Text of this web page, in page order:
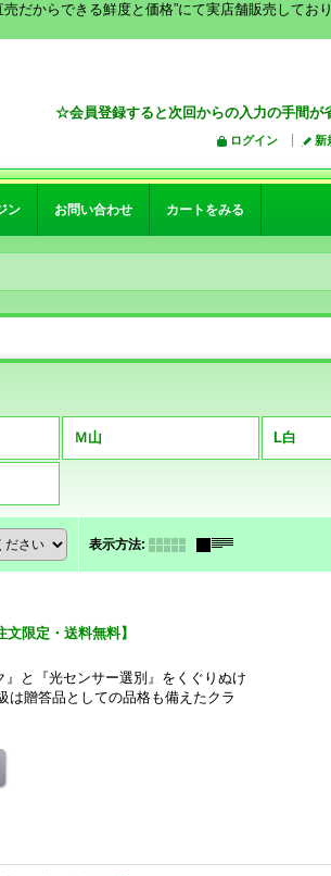
だからできる鮮度と価格”にて実店舗販売してお
☆会員登録すると次回からの入力の手間が
ログイン 新
ン お問い合わせ カートをみる
Ｍ山 L白
表示方法:
限定・送料無料】
』と『光センサー選別』をくぐりぬけ
は贈答品としての品格も備えたクラ